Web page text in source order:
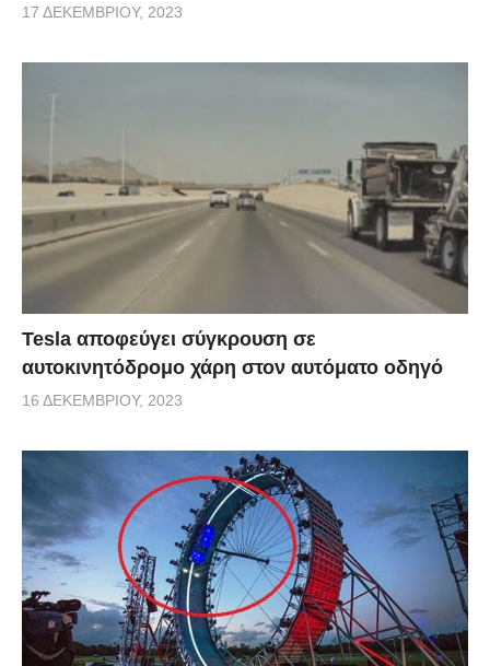
17 ΔΕΚΕΜΒΡΊΟΥ, 2023
Tesla αποφεύγει σύγκρουση σε
αυτοκινητόδρομο χάρη στον αυτόματο οδηγό
16 ΔΕΚΕΜΒΡΊΟΥ, 2023